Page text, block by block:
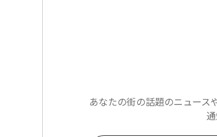
あなたの街の話題のニュース